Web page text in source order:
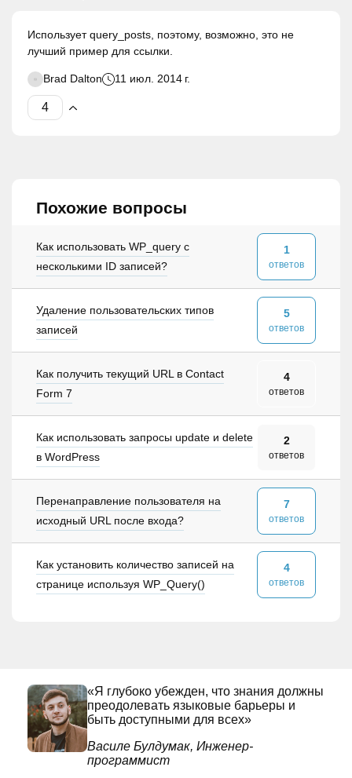
Использует query_posts, поэтому, возможно, это не
лучший пример для ссылки.
Brad Dalton 11 июл. 2014 г.
Похожие вопросы
Как использовать WP_query с
несколькими ID записей?
1
ответов
Удаление пользовательских типов
записей
5
ответов
Как получить текущий URL в Contact
Form 7
4
ответов
Как использовать запросы update и delete
в WordPress
2
ответов
Перенаправление пользователя на
исходный URL после входа?
7
ответов
Как установить количество записей на
странице используя WP_Query()
4
ответов
«Я глубоко убежден, что знания должны
преодолевать языковые барьеры и
быть доступными для всех»
Василе Булдумак, Инженер-
программист